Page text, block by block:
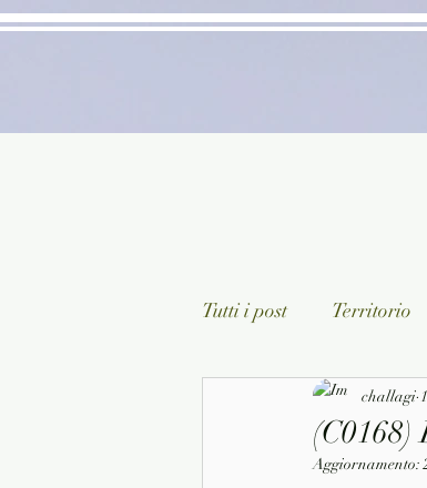
Tutti i post Territorio
Classici lett. italiana
challagi
Aggiornamento: